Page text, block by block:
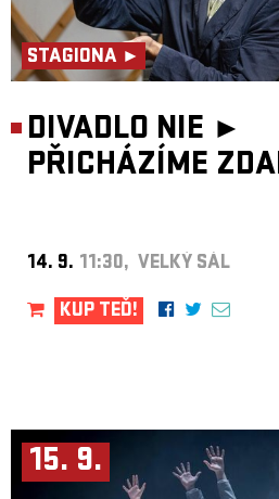
STAGIONA ►
DIVADLO NIE ►
PŘICHÁZÍME
14. 9. 11:30, VELKÝ SÁL
KUP TEĎ!
15. 9.